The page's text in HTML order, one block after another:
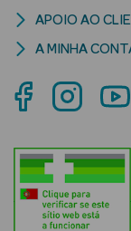
Solares Bebé e
Criança
Rosto e
Ver Tudo
APOIO AO
A MINHA